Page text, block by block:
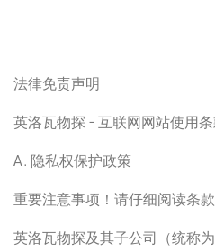
法律免责声明
英洛瓦物探 - 互联网网站使用
A. 隐私权保护政策
重要注意事项！请仔细阅读条款
英洛瓦物探及其子公司（统称